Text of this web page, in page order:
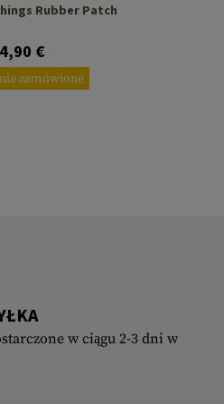
Rubber Patch
4,90 €
zamówione
w ciągu 2-3 dni w